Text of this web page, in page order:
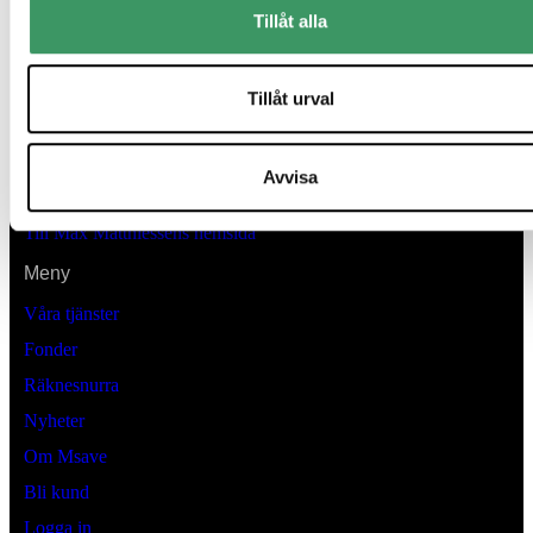
Tillåt alla
Tillåt urval
Avvisa
Lästmakargatan 22
Till Max Matthiessens hemsida
Meny
Våra tjänster
Fonder
Räknesnurra
Nyheter
Om Msave
Bli kund
Logga in